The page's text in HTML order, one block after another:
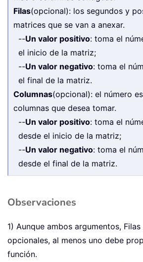
Filas(opcional): los segundos y
matrices que se van a anexar.
--Un valor positivo: toma el
el inicio de la matriz;
--Un valor negativo: toma el
el final de la matriz.
Columnas(opcional): el número
columnas que desea tomar.
--Un valor positivo: toma el
desde el inicio de la matriz;
--Un valor negativo: toma el
desde el final de la matriz.
Observaciones
1) Aunque ambos argumentos,
opcionales, al menos uno debe
función.